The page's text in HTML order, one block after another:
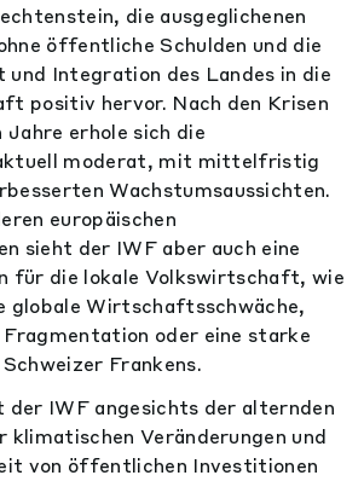
die ausgeglichenen
öffentliche Schulden und die
und Integration des Landes in die
positiv hervor. Nach den Krisen
Jahre erhole sich die
moderat, mit mittelfristig
Wachstumsaussichten.
europäischen
sieht der IWF aber auch eine
für die lokale Volkswirtschaft, wie
globale Wirtschaftsschwäche,
oder eine starke
Frankens.
IWF angesichts der alternden
klimatischen Veränderungen und
von öffentlichen Investitionen